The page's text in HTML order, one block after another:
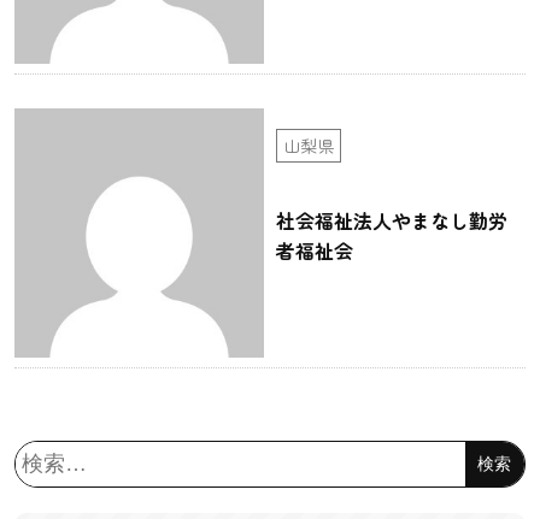
山梨県
社会福祉法人やまなし勤労
者福祉会
検
索: